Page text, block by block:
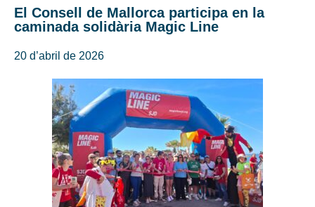
El Consell de Mallorca participa en la
caminada solidària Magic Line
20 d’abril de 2026